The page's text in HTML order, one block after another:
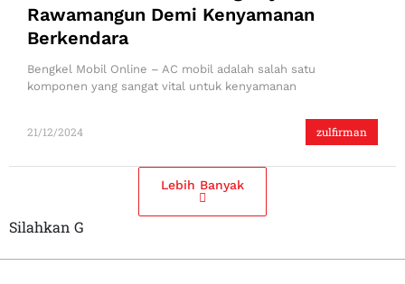
Rawamangun Demi Kenyamanan
Berkendara
zulfirman
21/12/2024
Bengkel Mobil Online – AC mobil adalah salah satu
komponen yang sangat vital untuk kenyamanan
Lebih Banyak
Silahkan G